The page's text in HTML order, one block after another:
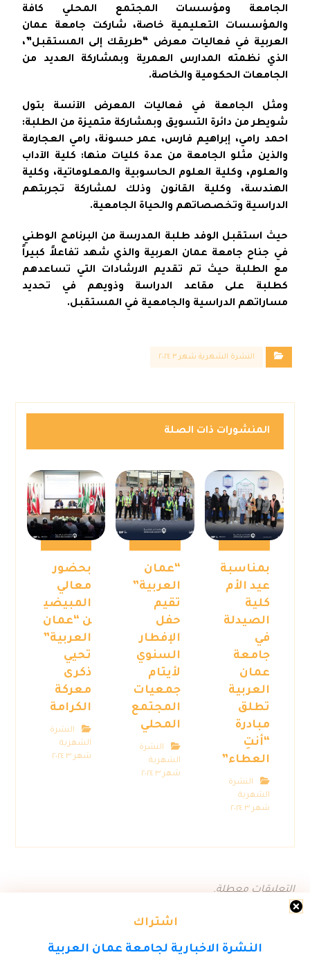
الجامعة ومؤسسات المجتمع المحلي كافة
والمؤسسات التعليمية خاصة، شاركت جامعة عمان
العربية في فعاليات معرض “طريقك إلى المستقبل”،
الذي نظمته المدارس العمرية وبمشاركة العديد من
الجامعات الحكومية والخاصة.
ومثل الجامعة في فعاليات المعرض الآنسة بتول
شويطر من دائرة التسويق وبمشاركة متميزة من الطلبة:
احمد رامي، إبراهيم فارس، عمر حسونة، رامي العجارمة
والذين مثلو الجامعة من عدة كليات منها: كلية الآداب
والعلوم، وكلية العلوم الحاسوبية والمعلوماتية، وكلية
الهندسة، وكلية القانون وذلك لمشاركة تجربتهم
الدراسية وتخصصاتهم والحياة الجامعية.
حيث استقبل الوفد طلبة المدرسة من البرنامج الوطني
في جناح جامعة عمان العربية والذي شهد تفاعلاً كبيراً
مع الطلبة حيث تم تقديم الارشادات التي تساعدهم
كطلبة على مقاعد الدراسة وذويهم في تحديد
مساراتهم الدراسية والجامعية في المستقبل.
اشتراك
النشرة الاخبارية لجامعة عمان العربية
النشرة الشهرية شهر ٣ ٢٠٢٤
المنشورات ذات الصلة
بمناسبة
عيد الأم
كلية
الصيدلة
في
جامعة
عمان
العربية
تطلق
مبادرة
“أنتِ
العطاء”
النشرة
الشهرية
شهر ٣ ٢٠٢٤
“عمان
العربية”
تقيم
حفل
الإفطار
السنوي
لأيتام
جمعيات
المجتمع
المحلي
النشرة
الشهرية
شهر ٣ ٢٠٢٤
بحضور
معالي
المبيضي
ن “عمان
العربية”
تحيي
ذكرى
معركة
الكرامة
النشرة
الشهرية
شهر ٣ ٢٠٢٤
التعليقات معطلة.